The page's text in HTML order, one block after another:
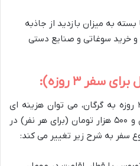
به میزان بازدید از جاذبه
و خرید سوغاتی و صنایع دستی
سفر ۳ روزه):
به طور متوسط، برای یک سفر ۳ روزه به گرگان، می توان هزینه ای
بین ۵۰۰ هزار تومان تا ۱ میلیون و ۵۰۰ هزار تومان (برای هر نفر) در
سفر به شرح زیر تغییر می کند: